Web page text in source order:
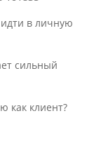
идти в личную
сильный
как клиент?